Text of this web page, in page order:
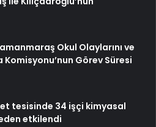
Okul Olaylarını ve
Görev Süresi
tesisinde 34 işçi kimyasal
etkilendi